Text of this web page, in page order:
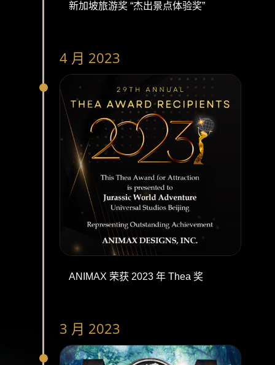
新加坡旅游奖 “杰出景点体验奖”
4 月 2023
ANIMAX 荣获 2023 年 Thea 奖
3 月 2023